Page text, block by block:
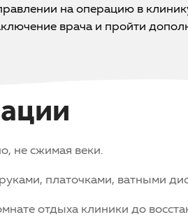
на операцию в
врача и пройти
не сжимая веки.
платочками, ватными
отдыха клиники до